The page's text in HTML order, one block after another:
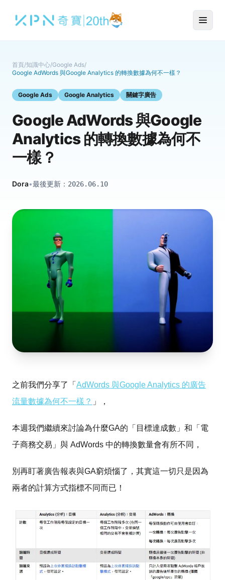
首頁/知識中心/Google Ads/
Google AdWords 與Google Analytics 的轉換數據為何不一樣？
Google Ads Google Analytics 關鍵字廣告
Google AdWords 與Google
Analytics 的轉換數據為何不
一樣？
Dora•最後更新： 2026.06.10
之前我們分享了「 AdWords 與Google Analytics 的廣告
流量數據為何不一樣？ 」，
本週我們繼續來討論為什麼GA的「目標達成數」和「電
子商務交易」與 AdWords 中的轉換數量會有所不同，
別再盯著廣告報表與GA窮煩惱了，其實這一切只是因為
兩者的計算方式指標不同而已！